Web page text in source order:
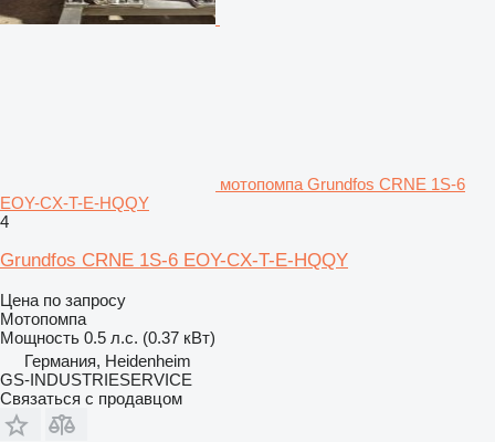
мотопомпа Grundfos CRNE 1S-6
EOY-CX-T-E-HQQY
4
Grundfos CRNE 1S-6 EOY-CX-T-E-HQQY
Цена по запросу
Мотопомпа
Мощность 0.5 л.с. (0.37 кВт)
Германия, Heidenheim
GS-INDUSTRIESERVICE
Связаться с продавцом